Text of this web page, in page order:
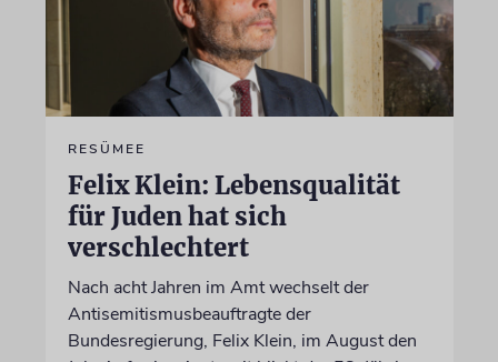
RESÜMEE
Felix Klein: Lebensqualität
für Juden hat sich
verschlechtert
Nach acht Jahren im Amt wechselt der
Antisemitismusbeauftragte der
Bundesregierung, Felix Klein, im August den